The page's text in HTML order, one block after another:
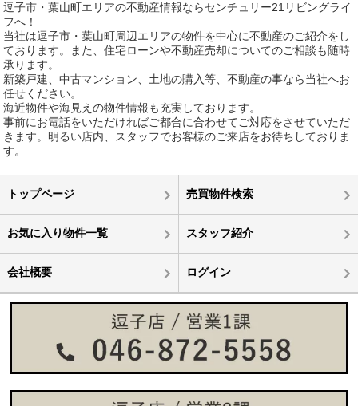
逗子市・葉山町エリアの不動産情報ならセンチュリー21リビングライ
フへ！
当社は逗子市・葉山町周辺エリアの物件を中心に不動産のご紹介をし
ております。また、住宅ローンや不動産売却についてのご相談も随時
承ります。
新築戸建、中古マンション、土地の購入等、不動産の事なら当社へお
任せください。
海近物件や海見えの物件情報も充実しております。
事前にお電話をいただければご都合に合わせてご対応をさせていただ
きます。明るい店内、スタッフでお客様のご来店をお待ちしておりま
す。
トップページ 売買物件検索
お気に入り物件一覧 スタッフ紹介
会社概要 ログイン